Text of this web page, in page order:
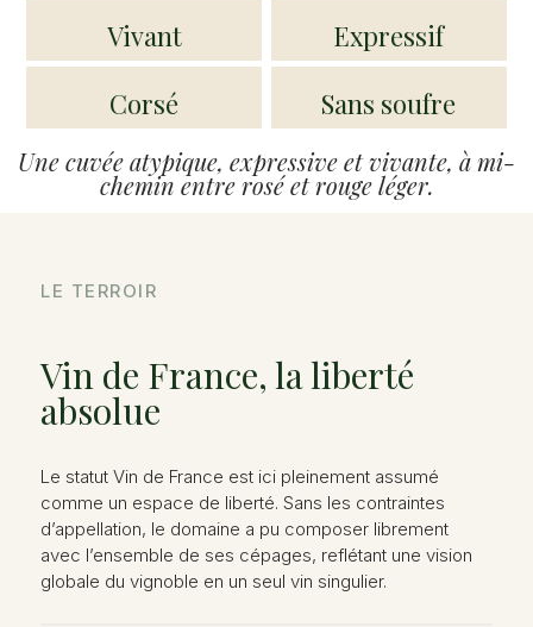
Vivant
Expressif
Corsé
Sans soufre
Une cuvée atypique, expressive et vivante, à mi-
chemin entre rosé et rouge léger.
LE TERROIR
Vin de France, la liberté
absolue
Le statut Vin de France est ici pleinement assumé
comme un espace de liberté. Sans les contraintes
d’appellation, le domaine a pu composer librement
avec l’ensemble de ses cépages, reflétant une vision
globale du vignoble en un seul vin singulier.